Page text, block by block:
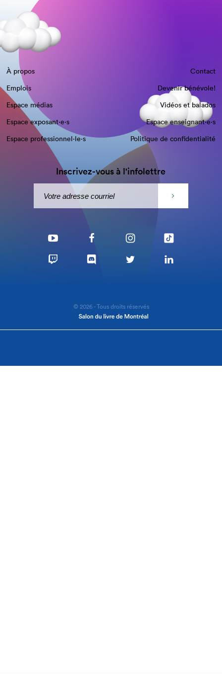
À propos
Contact
Emplois
Devenir bénévole!
Espace médias
Vidéos et balados
Espace exposant·e⋅s
Espace enseignant·e⋅s
Espace professionnel·le⋅s
Politique de confidentialité
Inscrivez-vous à l'infolettre
© 2026 - Tous droits réservés